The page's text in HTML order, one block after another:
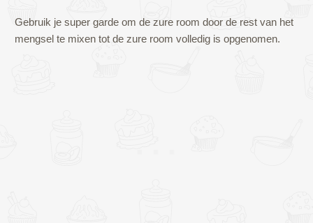
Gebruik je super garde om de zure room door de rest van het
mengsel te mixen tot de zure room volledig is opgenomen.